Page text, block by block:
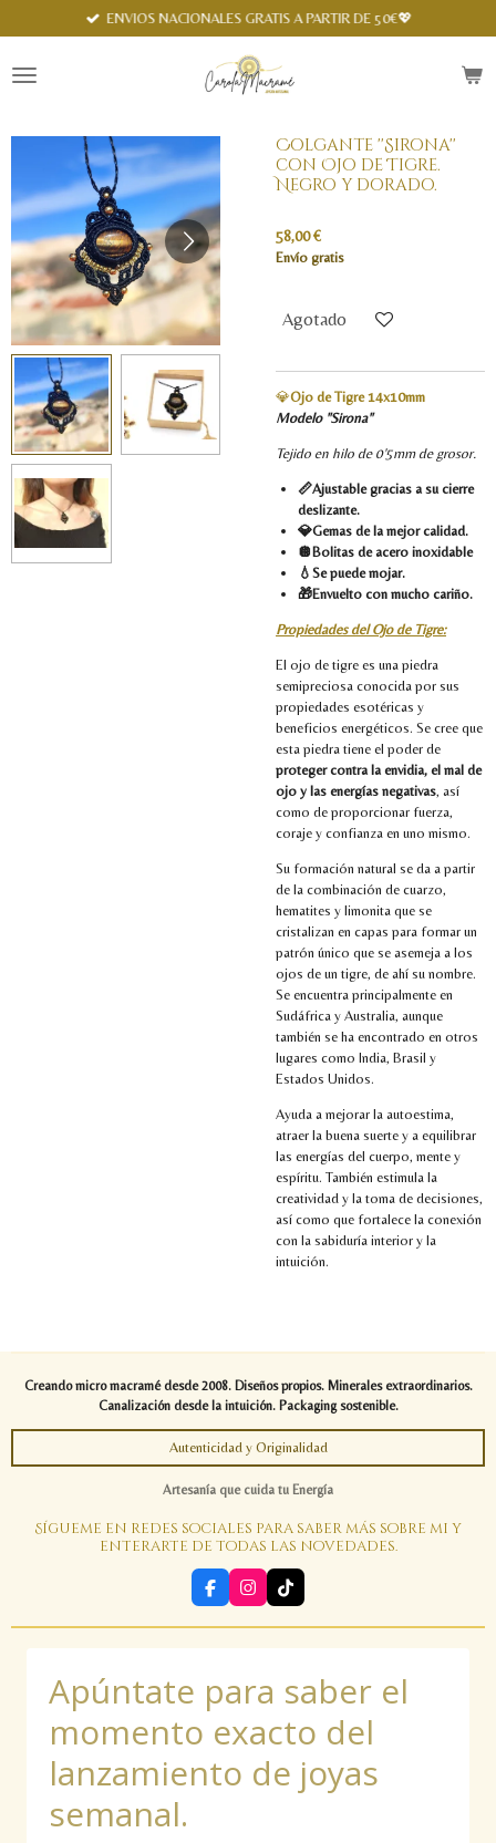
al
principal
ENVIOS NACIONALES GRATIS A PARTIR DE 50€💖
Colgante ''Sirona''
con Ojo de Tigre.
Negro y dorado.
58,00 €
Envío gratis
Agotado
💎Ojo de Tigre 14x10mm
Modelo ''Sirona''
Tejido en hilo de 0'5mm de grosor.
📏Ajustable gracias a su cierre
deslizante.
💎Gemas de la mejor calidad.
🪩Bolitas de acero inoxidable
💧Se puede mojar.
🎁Envuelto con mucho cariño.
Propiedades del Ojo de Tigre:
El ojo de tigre es una piedra
semipreciosa conocida por sus
propiedades esotéricas y
beneficios energéticos. Se cree que
esta piedra tiene el poder de
proteger contra la envidia, el mal de
ojo y las energías negativas, así
como de proporcionar fuerza,
coraje y confianza en uno mismo.
Su formación natural se da a partir
de la combinación de cuarzo,
hematites y limonita que se
cristalizan en capas para formar un
patrón único que se asemeja a los
ojos de un tigre, de ahí su nombre.
Se encuentra principalmente en
Sudáfrica y Australia, aunque
también se ha encontrado en otros
lugares como India, Brasil y
Estados Unidos.
Ayuda a mejorar la autoestima,
atraer la buena suerte y a equilibrar
las energías del cuerpo, mente y
espíritu. También estimula la
creatividad y la toma de decisiones,
así como que fortalece la conexión
con la sabiduría interior y la
intuición.
Creando micro macramé desde 2008. Diseños propios. Minerales extraordinarios.
Canalización desde la intuición. Packaging sostenible.
Autenticidad y Originalidad
Spanish
Artesanía que cuida tu Energía
Sígueme en redes sociales para saber más sobre mi y
enterarte de todas las novedades.
F
a
c
o
k
I
n
s
r
m
T
i
k
Apúntate para saber el
momento exacto del
lanzamiento de joyas
semanal.